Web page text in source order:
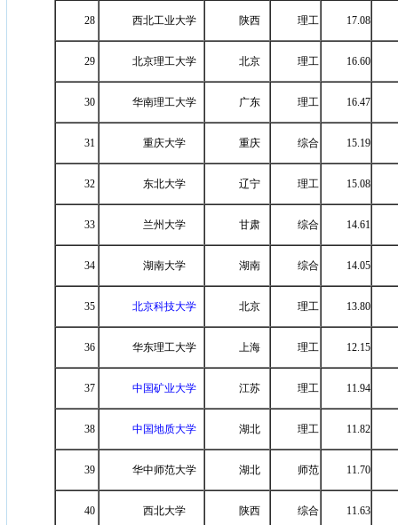
28 西北工业大学 陕西 理工 17.08
29 北京理工大学 北京 理工 16.60
30 华南理工大学 广东 理工 16.47
31 重庆大学 重庆 综合 15.19
32 东北大学 辽宁 理工 15.08
33 兰州大学 甘肃 综合 14.61
34 湖南大学 湖南 综合 14.05
35 北京科技大学 北京 理工 13.80
36 华东理工大学 上海 理工 12.15
37 中国矿业大学 江苏 理工 11.94
38 中国地质大学 湖北 理工 11.82
39 华中师范大学 湖北 师范 11.70
40 西北大学 陕西 综合 11.63